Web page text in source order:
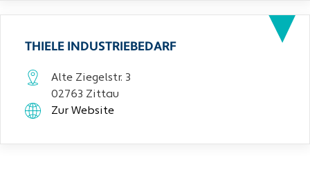
THIELE INDUSTRIEBEDARF
Alte Ziegelstr. 3
02763 Zittau
Zur Website